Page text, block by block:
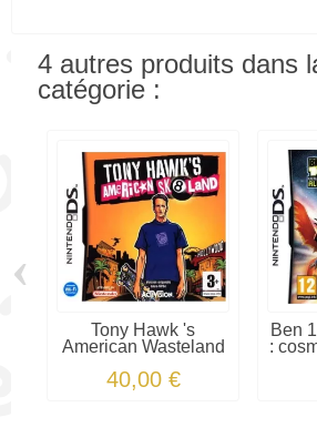
4 autres produits dans
catégorie :
Tony Hawk 's
American Wasteland
40,00 €
Ben
:
‹